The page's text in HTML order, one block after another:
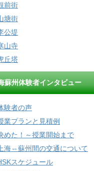
前街
塘街
公堤
山寺
丘塔
蘇州体験者インタビュー
験者の声
業プランと見積例
めた！～授業開始まで
海⇔蘇州間の交通について
スケジュール